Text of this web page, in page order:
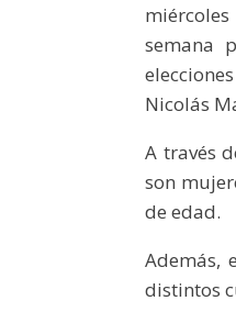
semana
Nicolás
A través
son
de edad.
Además,
distintos